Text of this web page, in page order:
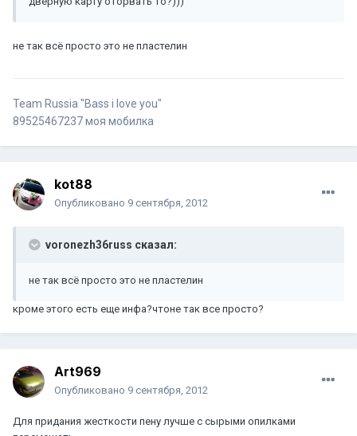
не так всё просто это не пластелин
Team Russia "Bass i love you"
89525467237 моя мобилка
kot88
Опубликовано 9 сентября, 2012
voronezh36russ сказал:
не так всё просто это не пластелин
кроме этого есть еще инфа?чтоне так все просто?
Art969
Опубликовано 9 сентября, 2012
Для придания жесткости пену лучше с сырыми опилками